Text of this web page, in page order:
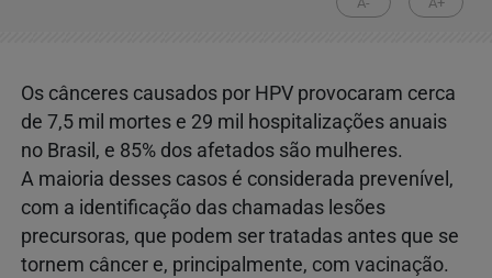
Os cânceres causados por HPV provocaram cerca
de 7,5 mil mortes e 29 mil hospitalizações anuais
no Brasil, e 85% dos afetados são mulheres.
A maioria desses casos é considerada prevenível,
com a identificação das chamadas lesões
precursoras, que podem ser tratadas antes que se
tornem câncer e, principalmente, com vacinação.